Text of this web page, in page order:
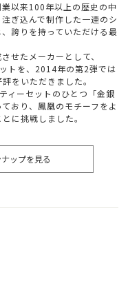
以来100年以上の歴史の中
ぎ込んで制作した一連のシ
誇りを持っていただける最
せたメーカーとして、
トを、2014年の第2弾では
をいただきました。
ィーセットのひとつ「金銀
おり、鳳凰のモチーフをよ
に挑戦しました。
ップを見る